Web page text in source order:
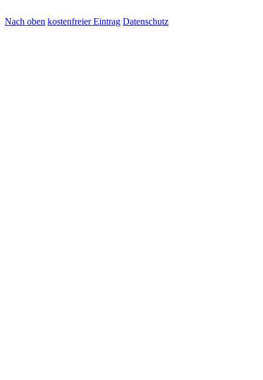
Nach oben kostenfreier Eintrag Datenschutz